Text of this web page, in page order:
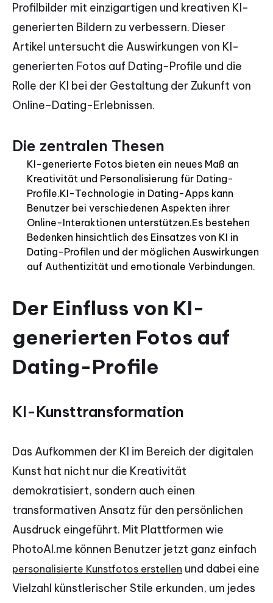
Profilbilder mit einzigartigen und kreativen KI-
generierten Bildern zu verbessern. Dieser
Artikel untersucht die Auswirkungen von KI-
generierten Fotos auf Dating-Profile und die
Rolle der KI bei der Gestaltung der Zukunft von
Online-Dating-Erlebnissen.
Die zentralen Thesen
KI-generierte Fotos bieten ein neues Maß an
Kreativität und Personalisierung für Dating-
Profile.KI-Technologie in Dating-Apps kann
Benutzer bei verschiedenen Aspekten ihrer
Online-Interaktionen unterstützen.Es bestehen
Bedenken hinsichtlich des Einsatzes von KI in
Dating-Profilen und der möglichen Auswirkungen
auf Authentizität und emotionale Verbindungen.
Der Einfluss von KI-
generierten Fotos auf
Dating-Profile
KI-Kunsttransformation
Das Aufkommen der KI im Bereich der digitalen
Kunst hat nicht nur die Kreativität
demokratisiert, sondern auch einen
transformativen Ansatz für den persönlichen
Ausdruck eingeführt. Mit Plattformen wie
PhotoAI.me können Benutzer jetzt ganz einfach
personalisierte Kunstfotos erstellen und dabei eine
Vielzahl künstlerischer Stile erkunden, um jedes